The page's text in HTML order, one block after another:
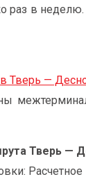
раз в
Тверь —
Тверь —